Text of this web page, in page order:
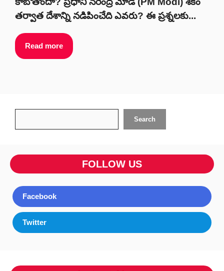
తర్వాత దేశాన్ని నడిపించేది ఎవరు? ఈ ప్రశ్నలకు...
Read more
Search
FOLLOW US
Facebook
Twitter